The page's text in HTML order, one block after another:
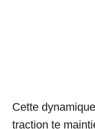
Cette
traction te